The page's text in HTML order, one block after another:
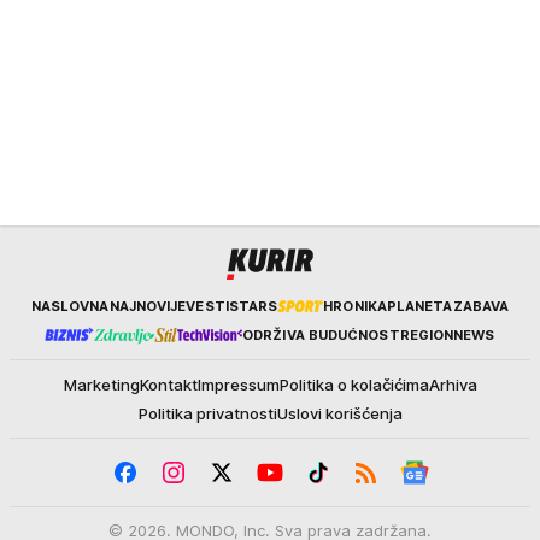
KurirNASLOVNANAJNOVIJEVESTISTARS HRONIKAPLANETAZABAVA
ODRŽIVA BUDUĆNOSTREGIONNEWS
MarketingKontaktImpressumPolitika o kolačićimaArhiva
Politika privatnostiUslovi korišćenja
© 2026. MONDO, Inc. Sva prava zadržana.